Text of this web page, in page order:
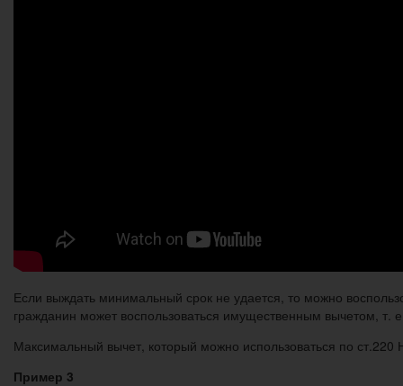
Если выждать минимальный срок не удается, то можно
гражданин может воспользоваться имущественным вычетом,
Максимальный вычет, который можно использоваться по
Пример 3